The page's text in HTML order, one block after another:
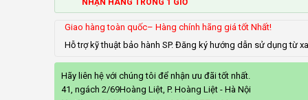
NHẬN HÀNG TRONG 1 GIỜ
Giao hàng toàn quốc– Hàng chính hãng giá tốt Nhất!
Hỗ trợ kỹ thuật bảo hành SP. Đăng ký hướng dẫn sử dụng từ xa
Hãy liên hệ với chúng tôi để nhận ưu đãi tốt nhất.
41, ngách 2/69Hoàng Liệt, P. Hoàng Liệt - Hà Nội